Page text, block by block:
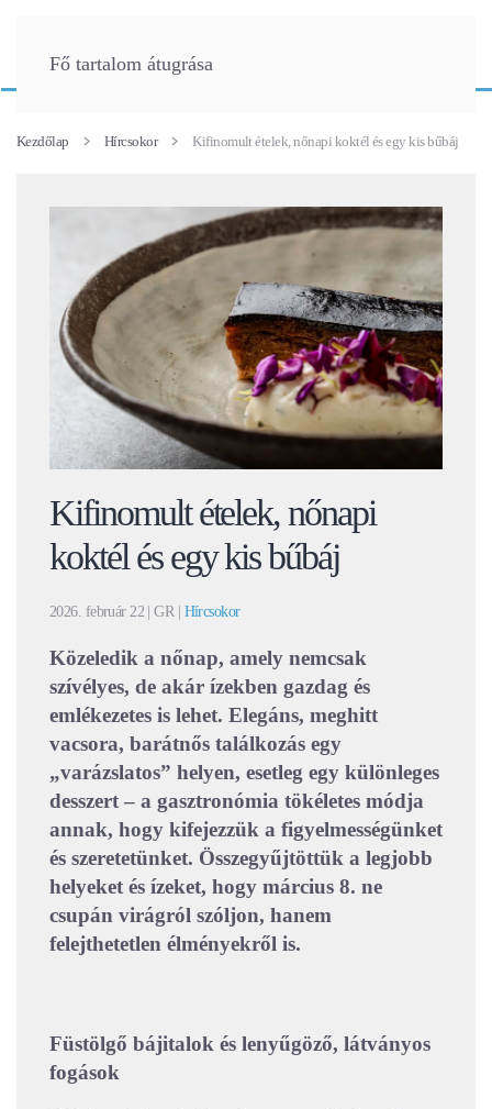
Fő tartalom átugrása
Kezdőlap Hírcsokor Kifinomult ételek, nőnapi koktél és egy kis bűbáj
Kifinomult ételek, nőnapi
koktél és egy kis bűbáj
2026. február 22 | GR | Hírcsokor
Közeledik a nőnap, amely nemcsak
szívélyes, de akár ízekben gazdag és
emlékezetes is lehet. Elegáns, meghitt
vacsora, barátnős találkozás egy
„varázslatos” helyen, esetleg egy különleges
desszert – a gasztronómia tökéletes módja
annak, hogy kifejezzük a figyelmességünket
és szeretetünket. Összegyűjtöttük a legjobb
helyeket és ízeket, hogy március 8. ne
csupán virágról szóljon, hanem
felejthetetlen élményekről is.
Füstölgő bájitalok és lenyűgöző, látványos
fogások